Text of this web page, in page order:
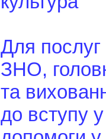
Для послуг
ЗНО,
та
до вступу